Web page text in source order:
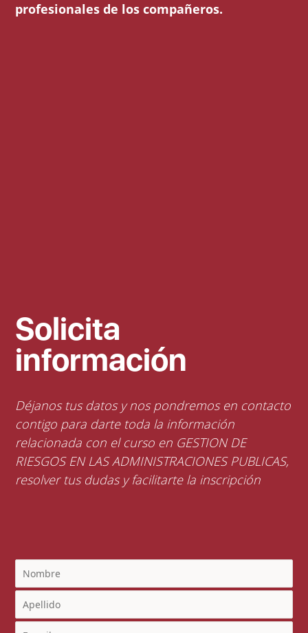
profesionales de los compañeros.
Solicita
información
Déjanos tus datos y nos pondremos en contacto
contigo para darte toda la información
relacionada con el curso en GESTION DE
RIESGOS EN LAS ADMINISTRACIONES PUBLICAS,
resolver tus dudas y facilitarte la inscripción